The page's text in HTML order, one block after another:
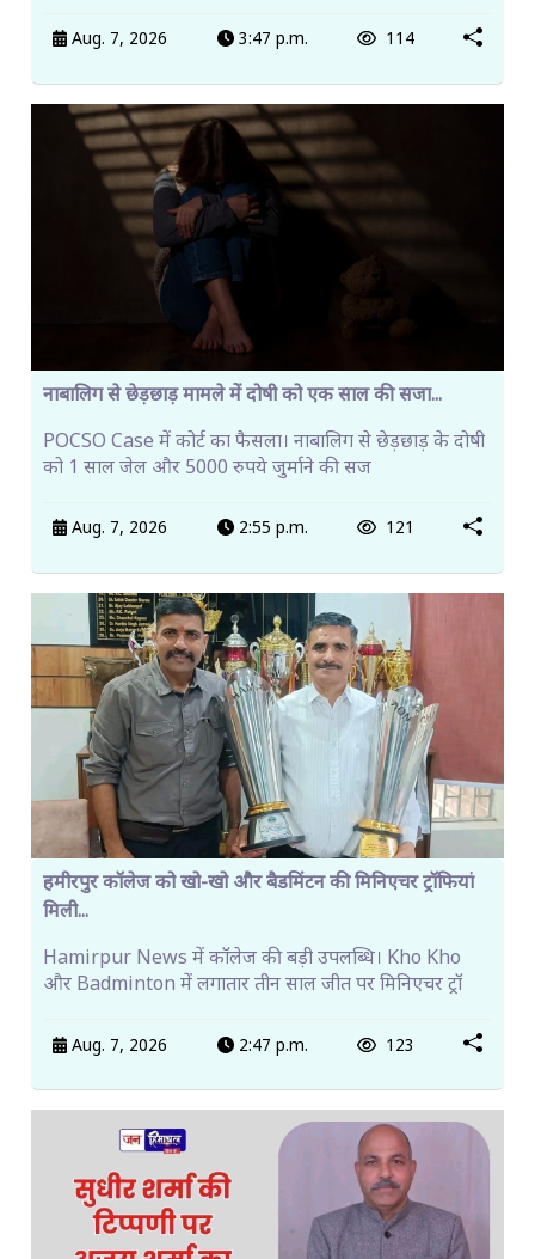
Aug. 7, 2026 3:47 p.m. 114
नाबालिग से छेड़छाड़ मामले में दोषी को एक साल की सजा...
POCSO Case में कोर्ट का फैसला। नाबालिग से छेड़छाड़ के दोषी
को 1 साल जेल और 5000 रुपये जुर्माने की सज
Aug. 7, 2026 2:55 p.m. 121
हमीरपुर कॉलेज को खो-खो और बैडमिंटन की मिनिएचर ट्रॉफियां
मिली...
Hamirpur News में कॉलेज की बड़ी उपलब्धि। Kho Kho
और Badminton में लगातार तीन साल जीत पर मिनिएचर ट्रॉ
Aug. 7, 2026 2:47 p.m. 123